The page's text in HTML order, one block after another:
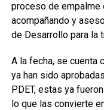
proceso de empalme
acompañando y
de Desarrollo para la
A la fecha, se cuenta
ya han sido
PDET, estas ya
lo que las convierte